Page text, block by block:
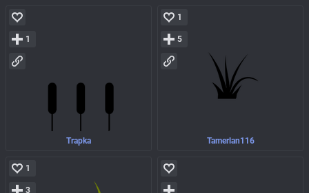
Trapka
1
Tamerlan116
1
5
1
3